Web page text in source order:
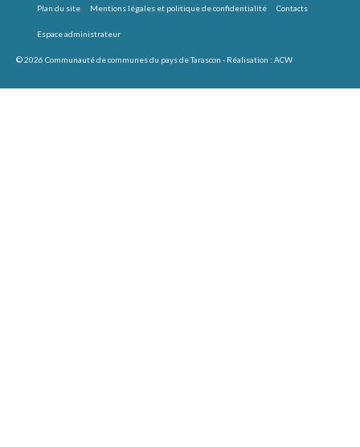
Plan du site Mentions légales et politique de confidentialité Contacts
Espace administrateur
© 2026 Communauté de communes du pays de Tarascon - Réalisation : ACW